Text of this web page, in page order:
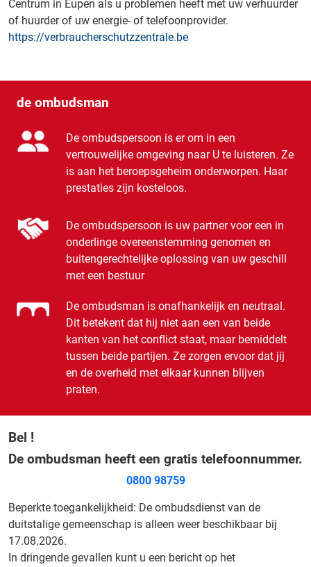
Centrum in Eupen als u problemen heeft met uw verhuurder
of huurder of uw energie- of telefoonprovider.
https://verbraucherschutzzentrale.be
de ombudsman
De ombudspersoon is er om in een
vertrouwelijke omgeving naar U te luisteren. Ze
is aan het beroepsgeheim onderworpen. Haar
prestaties zijn kosteloos.
De ombudspersoon is uw partner voor een in
onderlinge overeenstemming genomen en
buitengerechtelijke oplossing van uw geschill
met een bestuur
De ombudsman is onafhankelijk en neutraal.
Dit betekent dat hij niet aan een van beide
kanten van het conflict staat, maar bemiddelt
tussen beide partijen. Ze zorgen ervoor dat jij
en de overheid met elkaar kunnen blijven
praten.
Bel !
De ombudsman heeft een gratis telefoonnummer.
0800 98759
Beperkte toegankelijkheid: De ombudsdienst van de
duitstalige gemeenschap is alleen weer beschikbaar bij
17.08.2026.
In dringende gevallen kunt u een bericht op het